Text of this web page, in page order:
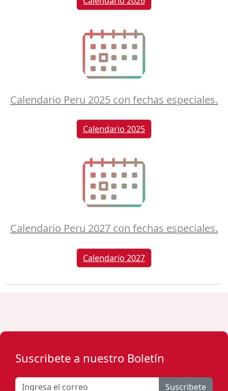
Calendario Peru 2025 con fechas especiales.
Calendario 2025
Calendario Peru 2027 con fechas especiales.
Calendario 2027
Suscribete a nuestro Boletín
Suscribete